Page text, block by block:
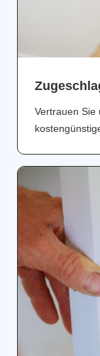
Vertrauen Sie